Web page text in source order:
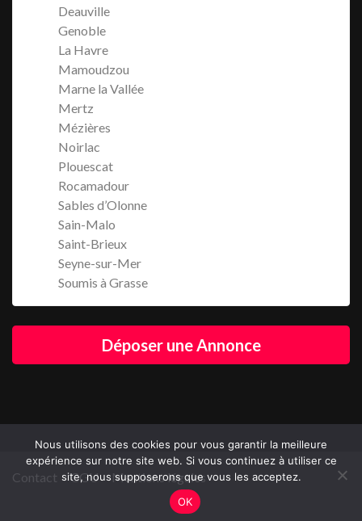
Deauville
Genoble
La Havre
Mamoudzou
Marne la Vallée
Mertz
Mézières
Noirlac
Plouescat
Rocamadour
Sables d’Olonne
Sain-Malo
Saint-Brieux
Seyne-sur-Mer
Soumis à Grasse
Déposer une Annonce
Contact CGU Mentions légales
Nous utilisons des cookies pour vous garantir la meilleure
expérience sur notre site web. Si vous continuez à utiliser ce
site, nous supposerons que vous les acceptez.
OK